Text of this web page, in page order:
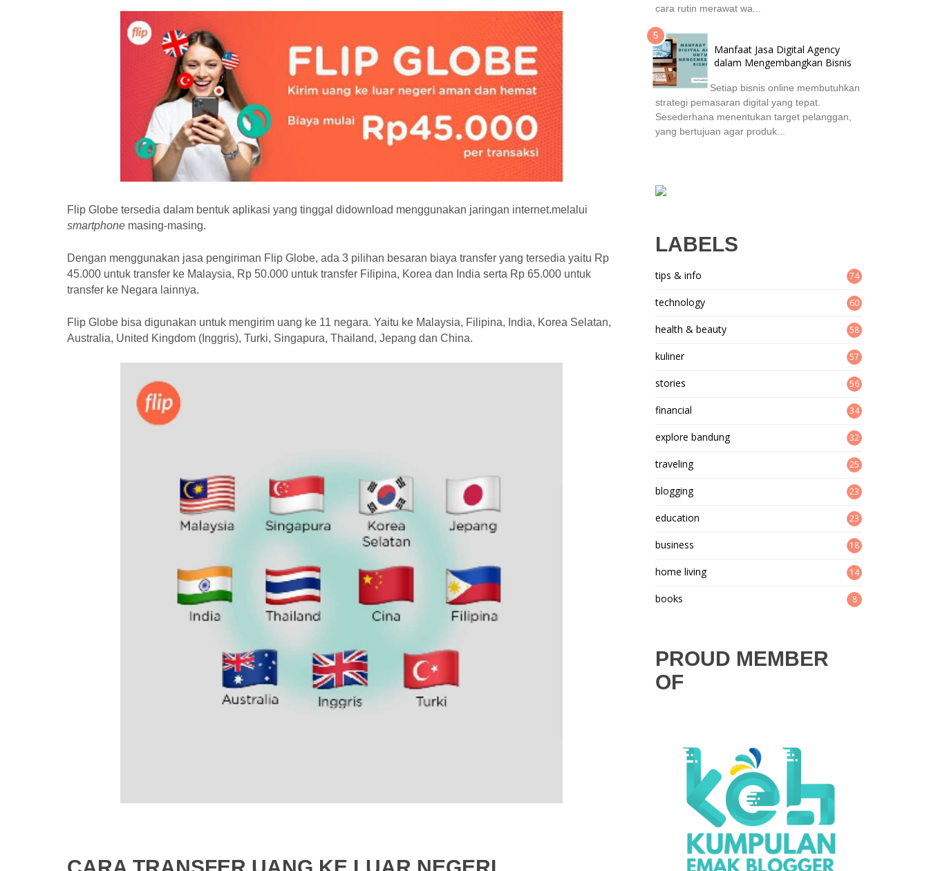
Flip Globe tersedia dalam bentuk aplikasi yang tinggal didownload menggunakan jaringan internet.melalui
smartphone masing-masing.
Dengan menggunakan jasa pengiriman Flip Globe, ada 3 pilihan besaran biaya transfer yang tersedia yaitu Rp
45.000 untuk transfer ke Malaysia, Rp 50.000 untuk transfer Filipina, Korea dan India serta Rp 65.000 untuk
transfer ke Negara lainnya.
Flip Globe bisa digunakan untuk mengirim uang ke 11 negara. Yaitu ke Malaysia, Filipina, India, Korea Selatan,
Australia, United Kingdom (Inggris), Turki, Singapura, Thailand, Jepang dan China.
cara rutin merawat wa...
Manfaat Jasa Digital Agency
dalam Mengembangkan Bisnis
Setiap bisnis online membutuhkan
strategi pemasaran digital yang tepat.
Sesederhana menentukan target pelanggan,
yang bertujuan agar produk...
LABELS
tips & info 74
technology 60
health & beauty 58
kuliner 57
stories 56
financial 34
explore bandung 32
traveling 25
blogging 23
education 23
business 18
home living 14
books 8
PROUD MEMBER
OF